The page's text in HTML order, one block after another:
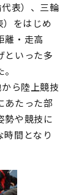
表）、三輪
）をはじめ
離・走高
といった多
ら陸上競技
あたった部
勢や競技に
時間となり